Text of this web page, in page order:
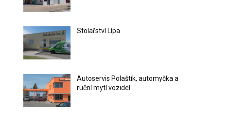
Stolařství Lípa
Autoservis Polaštík, automyčka a
ruční mytí vozidel